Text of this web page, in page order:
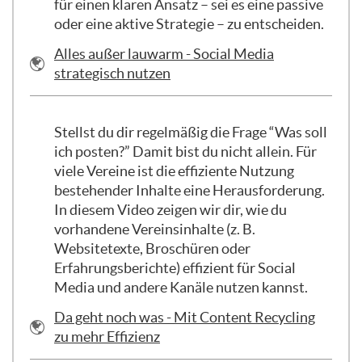
Vielen Dank für die nächsten Fragen.
Jetzt sehe ich auch die Antworten. Also
hier sieht das so aus, dass 40 % aller
erstellt haben. Es gibt allerdings welche,
die wahrscheinlich einen haben, aber nicht
wirklich verfolgen. Da sind etwa 31
Menschen, und 21 Personen haben einen
Kommunikationsplan. Ein
Kommunikationsplan ist ein Teil von der
Kommunikationsstrategie. Wir schauen
uns heute ein Tool an, mit dem ihr so etwas
erstellen könnt, und ich hoffe, dass ich
vielleicht auch die Mehrheit, die gerade
mit keinem arbeitet, dafür begeistern
kann, wie wichtig dieses Tool auch sein
kann und dass es eigentlich auch eure
Link/URL
Alles außer lauwarm - Social Media
strategisch nutzen
für einen klaren Ansatz – sei es eine passive
oder eine aktive Strategie – zu entscheiden.
Link/URL
Da geht noch was - Mit Content Recycling
zu mehr Effizienz
Stellst du dir regelmäßig die Frage “Was soll
ich posten?” Damit bist du nicht allein. Für
viele Vereine ist die effiziente Nutzung
bestehender Inhalte eine Herausforderung.
In diesem Video zeigen wir dir, wie du
vorhandene Vereinsinhalte (z. B.
Websitetexte, Broschüren oder
Erfahrungsberichte) effizient für Social
Media und andere Kanäle nutzen kannst.